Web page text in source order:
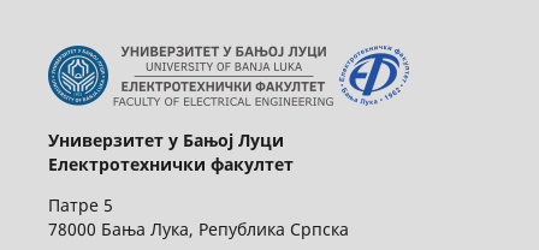
Универзитет у Бањој Луци
Електротехнички факултет
Патре 5
78000 Бања Лука, Република Српска